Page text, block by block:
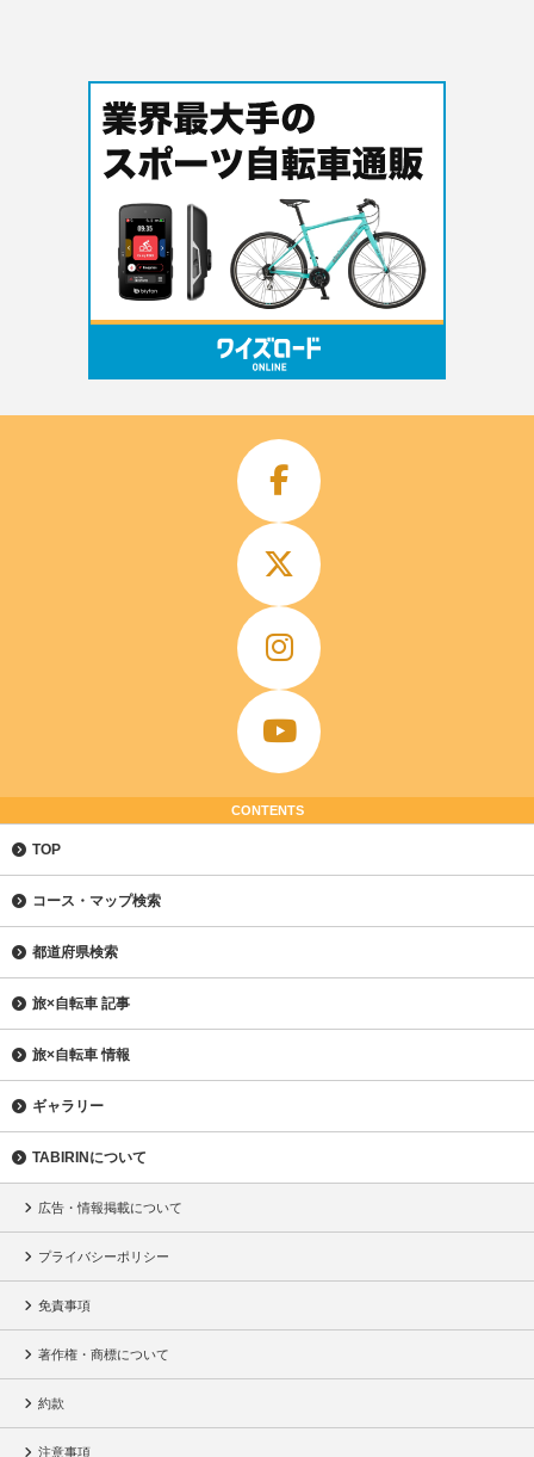
CONTENTS
TOP
コース・マップ検索
都道府県検索
旅×自転車 記事
旅×自転車 情報
ギャラリー
TABIRINについて
広告・情報掲載について
プライバシーポリシー
免責事項
著作権・商標について
約款
注意事項